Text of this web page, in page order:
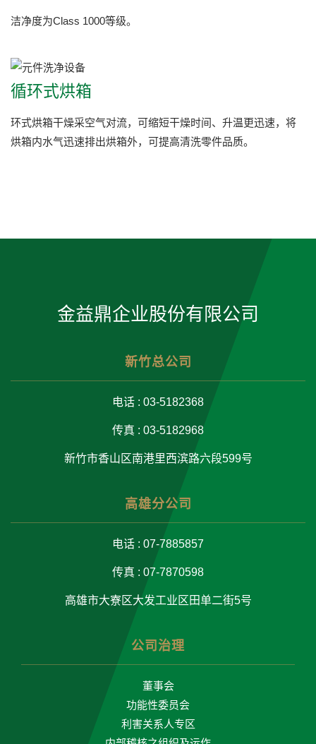
洁净度为Class 1000等级。
循环式烘箱
环式烘箱干燥采空气对流，可缩短干燥时间、升温更迅速，将
烘箱内水气迅速排出烘箱外，可提高清洗零件品质。
金益鼎企业股份有限公司
新竹总公司
电话 : 03-5182368
传真 : 03-5182968
新竹市香山区南港里西滨路六段599号
高雄分公司
电话 : 07-7885857
传真 : 07-7870598
高雄市大寮区大发工业区田单二街5号
公司治理
董事会
功能性委员会
利害关系人专区